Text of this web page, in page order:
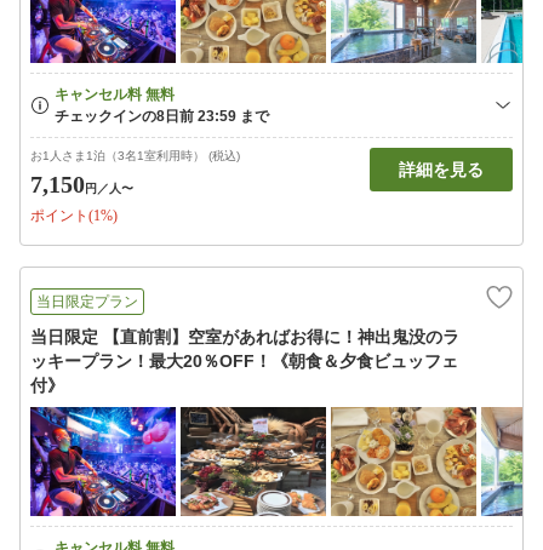
お1人さま1泊（3名1室利用時） (税込)
7,150円 ／人〜
ポイント(1%)
詳細を見る
当日限定プラン
当日限定 【直前割】空室があればお得に！神出鬼没のラ
ッキープラン！最大20％OFF！《朝食＆夕食ビュッフェ
付》